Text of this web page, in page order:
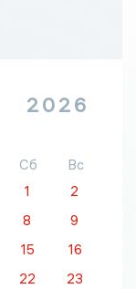
2026
Сб
Вс
1
2
8
9
15
16
22
23